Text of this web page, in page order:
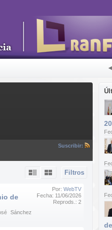
Suscribir:
Filtros
Por: WebTV
Fecha: 11/06/2026
Reprods.: 2
de
Sánchez